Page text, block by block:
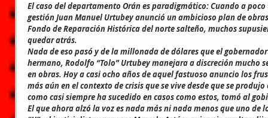
El caso del departamento Orán es paradigmático: Cuando a
gestión Juan Manuel Urtubey anunció un ambicioso plan de
Fondo de Reparación Histórica del norte salteño, muchos
quedar atrás.
Nada de eso pasó y de la millonada de dólares que el
hermano, Rodolfo “Tolo” Urtubey manejara a discreción mucho
en obras. Hoy a casi ocho años de aquel fastuoso anuncio los
más aún en el contexto de crisis que se vive desde que se
como casi siempre ha sucedido en casos como estos, tomó al
El que ahora alzó la voz es nada más ni nada menos que uno